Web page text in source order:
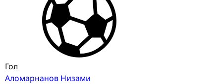
Гол
Аломарнанов Низами